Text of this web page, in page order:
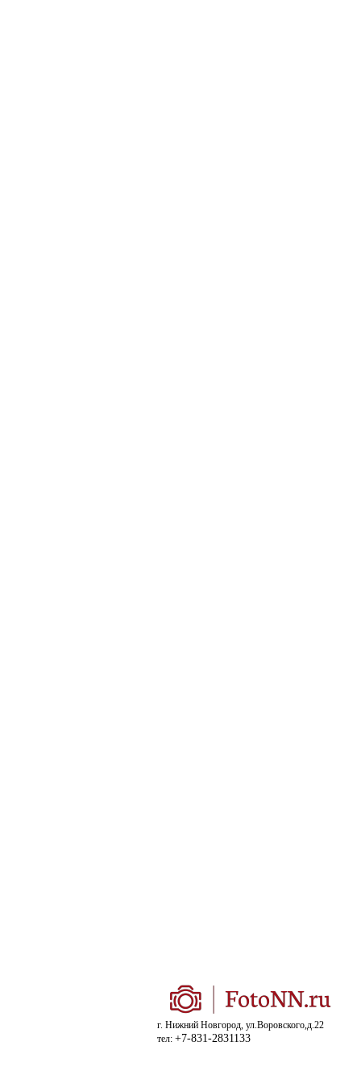
г. Нижний Новгород, ул.Воровского,д.22
тел: +7-831-2831133